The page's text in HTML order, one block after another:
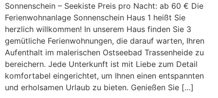
Sonnenschein – Seekiste Preis pro Nacht: ab 60 € Die
Ferienwohnanlage Sonnenschein Haus 1 heißt Sie
herzlich willkommen! In unserem Haus finden Sie 3
gemütliche Ferienwohnungen, die darauf warten, Ihren
Aufenthalt im malerischen Ostseebad Trassenheide zu
bereichern. Jede Unterkunft ist mit Liebe zum Detail
komfortabel eingerichtet, um Ihnen einen entspannten
und erholsamen Urlaub zu bieten. Genießen Sie […]